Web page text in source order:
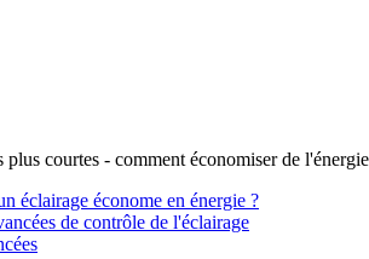
courtes - comment économiser de l'énergie
éclairage économe en énergie ?
de contrôle de l'éclairage